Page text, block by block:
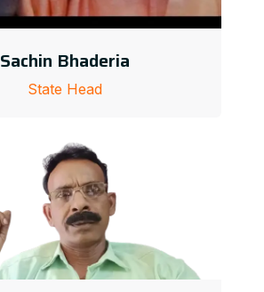
Sachin Bhaderia
State Head